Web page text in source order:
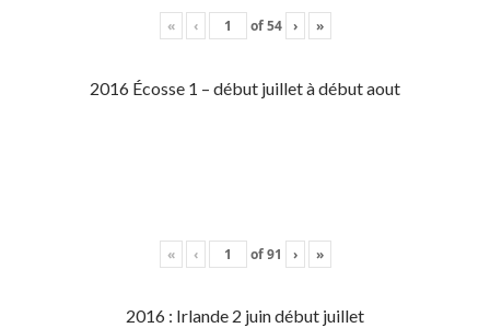
« ‹ of54 › »
2016 Écosse 1 – début juillet à début aout
« ‹ of91 › »
2016 : Irlande 2 juin début juillet